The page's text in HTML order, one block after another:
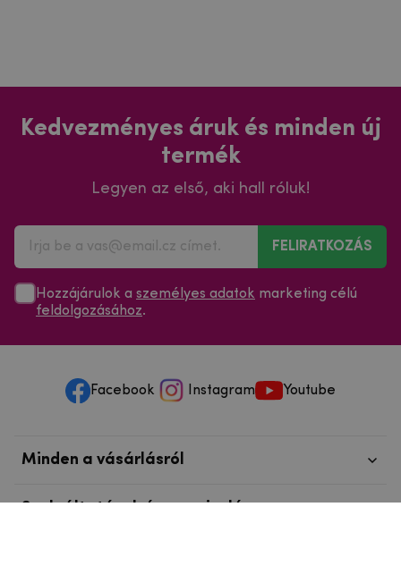
Kedvezményes áruk és minden új
termék
Legyen az első, aki hall róluk!
FELIRATKOZÁS
Hozzájárulok a személyes adatok marketing célú
feldolgozásához.
Facebook Instagram Youtube
Minden a vásárlásról